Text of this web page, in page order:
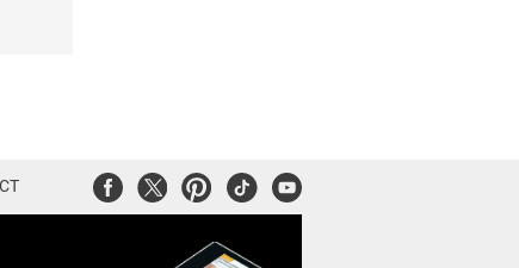
FacebookTwitterPinterest
TiktokYoutube